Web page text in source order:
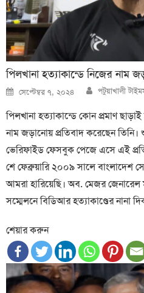
পিলখানা হত্যাকান্ডে নিজের নাম
Posted
on
সেপ্টেম্বর ৭, ২০২৪ Author
পটুয়াখালী
পিলখানা হত্যাকান্ডে কোন প্রমাণ
নাম জড়ানোয় প্রতিবাদ করেছেন তিনি।
ভেরিফাইড ফেসবুক পেজে এসে এই
শে ফেব্রুয়ারি ২০০৯ সালে বাংলাদেশ
আমরা হারিয়েছি। অব. মেজর
সম্মেলনে বিডিআর হত্যাকাণ্ডের নানা
শেয়ার করুন